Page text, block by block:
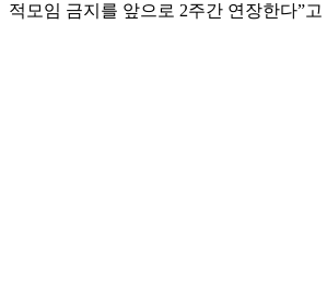
적모임 금지를 앞으로 2주간 연장한다”고